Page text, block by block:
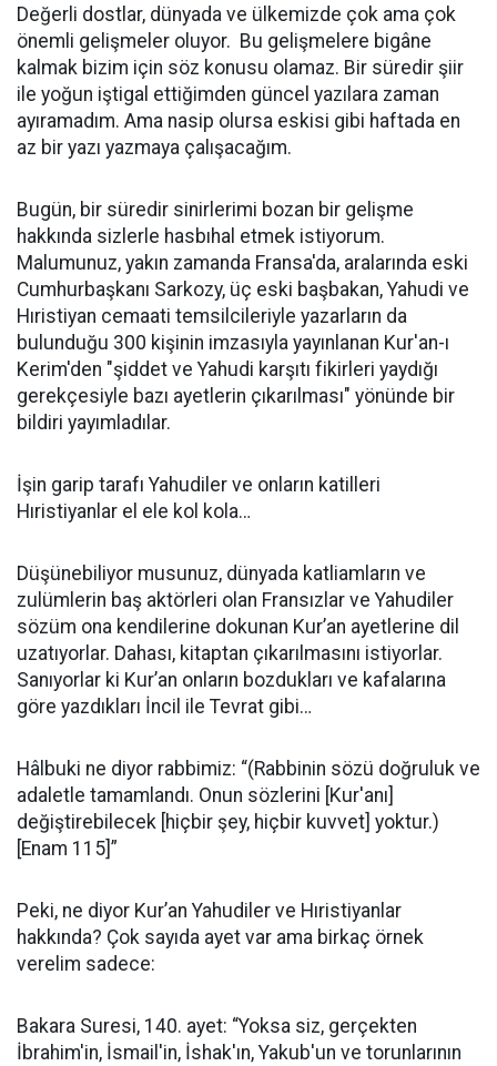
Değerli dostlar, dünyada ve ülkemizde çok ama çok
önemli gelişmeler oluyor. Bu gelişmelere bigâne
kalmak bizim için söz konusu olamaz. Bir süredir şiir
ile yoğun iştigal ettiğimden güncel yazılara zaman
ayıramadım. Ama nasip olursa eskisi gibi haftada en
az bir yazı yazmaya çalışacağım.
Bugün, bir süredir sinirlerimi bozan bir gelişme
hakkında sizlerle hasbıhal etmek istiyorum.
Malumunuz, yakın zamanda Fransa'da, aralarında eski
Cumhurbaşkanı Sarkozy, üç eski başbakan, Yahudi ve
Hıristiyan cemaati temsilcileriyle yazarların da
bulunduğu 300 kişinin imzasıyla yayınlanan Kur'an-ı
Kerim'den "şiddet ve Yahudi karşıtı fikirleri yaydığı
gerekçesiyle bazı ayetlerin çıkarılması" yönünde bir
bildiri yayımladılar.
İşin garip tarafı Yahudiler ve onların katilleri
Hıristiyanlar el ele kol kola…
Düşünebiliyor musunuz, dünyada katliamların ve
zulümlerin baş aktörleri olan Fransızlar ve Yahudiler
sözüm ona kendilerine dokunan Kur’an ayetlerine dil
uzatıyorlar. Dahası, kitaptan çıkarılmasını istiyorlar.
Sanıyorlar ki Kur’an onların bozdukları ve kafalarına
göre yazdıkları İncil ile Tevrat gibi…
Hâlbuki ne diyor rabbimiz: “(Rabbinin sözü doğruluk ve
adaletle tamamlandı. Onun sözlerini [Kur'anı]
değiştirebilecek [hiçbir şey, hiçbir kuvvet] yoktur.)
[Enam 115]”
Peki, ne diyor Kur’an Yahudiler ve Hıristiyanlar
hakkında? Çok sayıda ayet var ama birkaç örnek
verelim sadece:
Bakara Suresi, 140. ayet: “Yoksa siz, gerçekten
İbrahim'in, İsmail'in, İshak'ın, Yakub'un ve torunlarının